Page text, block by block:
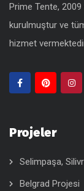
Prime Tente, 2009
kurulmuştur ve
hizmet
Projeler
Selimpaşa,
Belgrad Projesi